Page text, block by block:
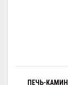
ПЕЧЬ-КАМИН